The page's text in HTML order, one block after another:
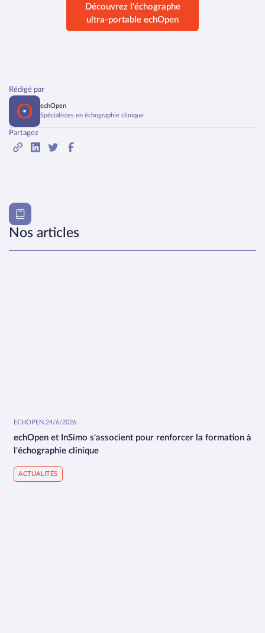
Rédigé par
echOpen
Spécialistes en échographie clinique
Partagez
Découvrez l'échographe
ultra-portable echOpen
Nos articles
ECHOPEN.24/6/2026
echOpen et InSimo s'associent pour renforcer la formation à
l'échographie clinique
ACTUALITÉS